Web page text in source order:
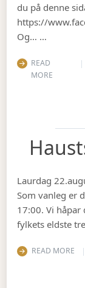
du på denne
https://
Og… …
READ
MORE
Laurdag
Som vanleg er
17:00. Vi
fylkets eldste
READ MORE